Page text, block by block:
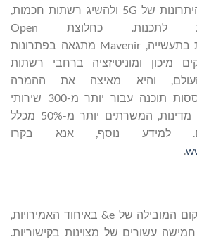
למפעילים לממש את היתרונות של 5G ולהשיג רשתות חכמות,
אוטומטיות וניתנות לתכנות. כחלוצת Open
RAN וכמחדשת מוכחת בתעשייה, Mavenir מתגאה בפתרונות
מיכון ומוניטיזציה ברחבי רשתות
והיא מאיצה את ההמרה
לשימוש ברשתות מבוססות תוכנה עבור יותר מ-300 שירותי
תקשורת ביותר מ-120 מדינות, המשרתים יותר מ-50% מכלל
למידע נוסף, אנא בקרו
e& UAE היא זרוע הטלקום המובילה של e& באיחוד האמירויות,
עשורים של מצוינות בקישוריות.